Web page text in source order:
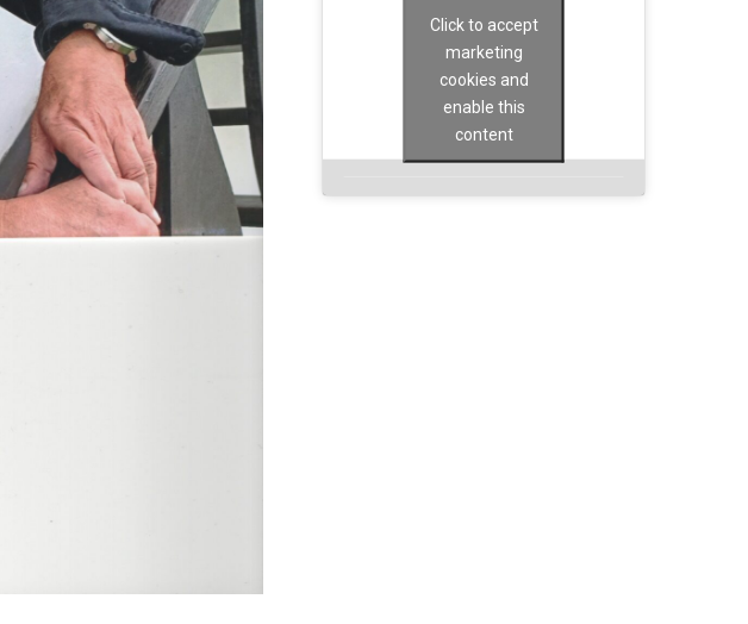
Click to accept
marketing
cookies and
enable this
content